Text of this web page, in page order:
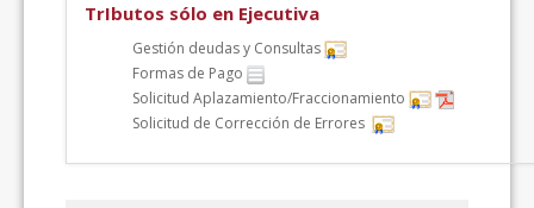
TrIbutos sólo en Ejecutiva
Gestión deudas y Consultas
Formas de Pago
Solicitud Aplazamiento/Fraccionamiento
Solicitud de Corrección de Errores